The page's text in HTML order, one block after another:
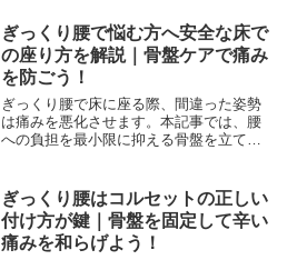
す。毎日の隙間時間に取り組めるヨガや
呼吸法を取り入れて心身の緊張を解きほ
ぐし、快適な毎日を手に入れましょう。
ぎっくり腰で悩む方へ安全な床で
の座り方を解説｜骨盤ケアで痛み
を防ごう！
ぎっくり腰で床に座る際、間違った姿勢
は痛みを悪化させます。本記事では、腰
への負担を最小限に抑える骨盤を立てた
がり方やヨガの呼吸法を取り入れたケア
も紹介するため、つらい腰の痛みを和ら
げたい方は必見です。
ぎっくり腰はコルセットの正しい
付け方が鍵｜骨盤を固定して辛い
痛みを和らげよう！